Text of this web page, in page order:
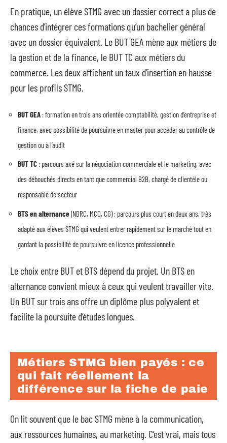
En pratique, un élève STMG avec un dossier correct a plus de
chances d’intégrer ces formations qu’un bachelier général
avec un dossier équivalent. Le BUT GEA mène aux métiers de
la gestion et de la finance, le BUT TC aux métiers du
commerce. Les deux affichent un taux d’insertion en hausse
pour les profils STMG.
BUT GEA : formation en trois ans orientée comptabilité, gestion d’entreprise et
finance, avec possibilité de poursuivre en master pour accéder au contrôle de
gestion ou à l’audit
BUT TC : parcours axé sur la négociation commerciale et le marketing, avec
des débouchés directs en tant que commercial B2B, chargé de clientèle ou
responsable de secteur
BTS en alternance(NDRC, MCO, CG) : parcours plus court en deux ans, très
adapté aux élèves STMG qui veulent entrer rapidement sur le marché tout en
gardant la possibilité de poursuivre en licence professionnelle
Le choix entre BUT et BTS dépend du projet. Un BTS en
alternance convient mieux à ceux qui veulent travailler vite.
Un BUT sur trois ans offre un diplôme plus polyvalent et
facilite la poursuite d’études longues.
Métiers STMG bien payés : ce
qui fait réellement la
différence sur la fiche de paie
On lit souvent que le bac STMG mène à la communication,
aux ressources humaines, au marketing. C’est vrai, mais tous